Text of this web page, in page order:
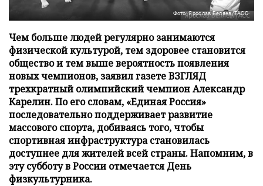
Фото: Ярослав Беляев/ТАСС
Чем больше людей регулярно занимаются
физической культурой, тем здоровее становится
общество и тем выше вероятность появления
новых чемпионов, заявил газете ВЗГЛЯД
трехкратный олимпийский чемпион Александр
Карелин. По его словам, «Единая Россия»
последовательно поддерживает развитие
массового спорта, добиваясь того, чтобы
спортивная инфраструктура становилась
доступнее для жителей всей страны. Напомним, в
эту субботу в России отмечается День
физкультурника.